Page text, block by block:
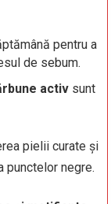
pentru a
de sebum.
activ sunt
pielii curate și
punctelor negre.